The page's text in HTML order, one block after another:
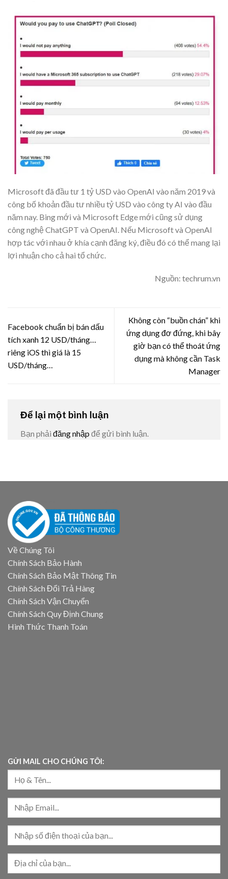
Microsoft đã đầu tư 1 tỷ USD vào OpenAI vào năm 2019 và
công bố khoản đầu tư nhiều tỷ USD vào công ty AI vào đầu
năm nay. Bing mới và Microsoft Edge mới cũng sử dụng
công nghệ ChatGPT và OpenAI. Nếu Microsoft và OpenAI
hợp tác với nhau ở khía cạnh đăng ký, điều đó có thể mang lại
lợi nhuận cho cả hai tổ chức.
Nguồn: techrum.vn
Facebook chuẩn bị bán dấu
tích xanh 12 USD/tháng…
riêng iOS thì giá là 15
USD/tháng…
Không còn “buồn chán” khi
ứng dụng đơ đứng, khi bây
giờ bạn có thể thoát ứng
dụng mà không cần Task
Manager
Để lại một bình luận
Bạn phải đăng nhập để gửi bình luận.
Về Chúng Tôi
Chính Sách Bảo Hành
Chính Sách Bảo Mật Thông Tin
Chính Sách Đổi Trả Hàng
Chính Sách Vận Chuyển
Chính Sách Quy Định Chung
Hình Thức Thanh Toán
GỬI MAIL CHO CHÚNG TÔI: